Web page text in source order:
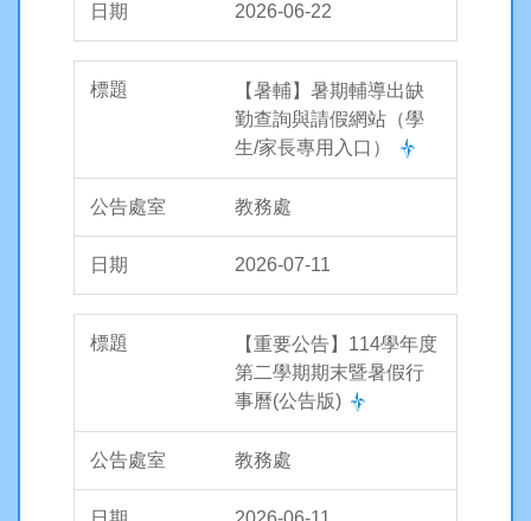
2026-06-22
【暑輔】暑期輔導出缺
勤查詢與請假網站（學
生/家長專用入口）
教務處
2026-07-11
【重要公告】114學年度
第二學期期末暨暑假行
事曆(公告版)
教務處